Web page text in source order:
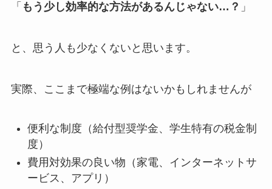
「 もう少し効率的な方法があるんじゃない…？ 」
と、思う人も少なくないと思います。
実際、ここまで極端な例はないかもしれませんが
便利な制度（給付型奨学金、学生特有の税金制
度）
費用対効果の良い物（家電、インターネットサ
ービス、アプリ）